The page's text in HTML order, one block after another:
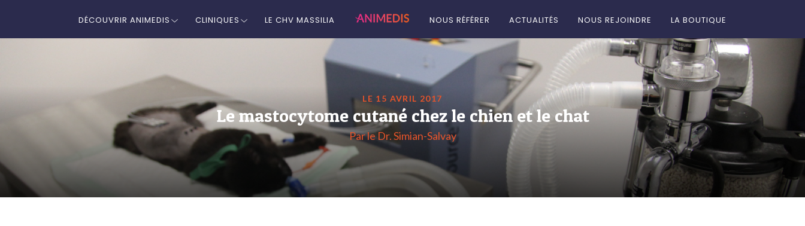
DÉCOUVRIR ANIMEDIS CLINIQUES LE CHV MASSILIA NOUS RÉFÉRER ACTUALITÉS NOUS REJOINDRE LA BOUTIQUE
LE 15 AVRIL 2017
Le mastocytome cutané chez le chien et le chat
Par le Dr. Simian-Salvay